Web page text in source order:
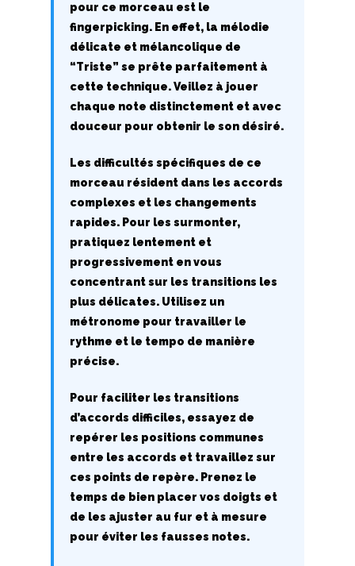
pour ce morceau est le
fingerpicking. En effet, la mélodie
délicate et mélancolique de
“Triste” se prête parfaitement à
cette technique. Veillez à jouer
chaque note distinctement et avec
douceur pour obtenir le son désiré.
Les difficultés spécifiques de ce
morceau résident dans les accords
complexes et les changements
rapides. Pour les surmonter,
pratiquez lentement et
progressivement en vous
concentrant sur les transitions les
plus délicates. Utilisez un
métronome pour travailler le
rythme et le tempo de manière
précise.
Pour faciliter les transitions
d’accords difficiles, essayez de
repérer les positions communes
entre les accords et travaillez sur
ces points de repère. Prenez le
temps de bien placer vos doigts et
de les ajuster au fur et à mesure
pour éviter les fausses notes.
I
J
K
L
M
N
O
P
Q
R
T
U
V
W